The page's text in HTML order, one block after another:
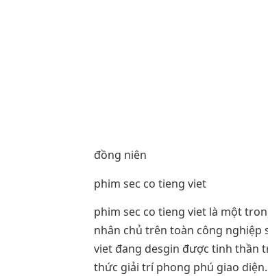
đồng niên
phim sec co tieng viet
phim sec co tieng viet là một
nhân chủ trên toàn công nghiệp
viet đang desgin được tinh thần
thức giải trí phong phú giao diện.